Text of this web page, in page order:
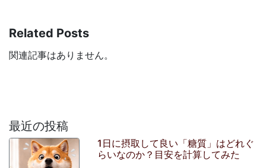
Related Posts
関連記事はありません。
最近の投稿
1日に摂取して良い「糖質」はどれぐ
らいなのか？目安を計算してみた